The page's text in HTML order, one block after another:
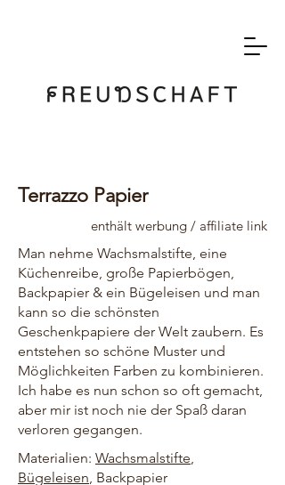
Terrazzo Papier
enthält werbung / affiliate link
Man nehme Wachsmalstifte, eine
Küchenreibe, große Papierbögen,
Backpapier & ein Bügeleisen und man
kann so die schönsten
Geschenkpapiere der Welt zaubern. Es
entstehen so schöne Muster und
Möglichkeiten Farben zu kombinieren.
Ich habe es nun schon so oft gemacht,
aber mir ist noch nie der Spaß daran
verloren gegangen.
Materialien: Wachsmalstifte,
Bügeleisen, Backpapier